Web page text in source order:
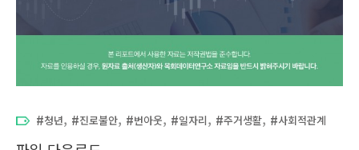
청년, 진로불안, 번아웃, 일자리, 주거생활, 사회적관계